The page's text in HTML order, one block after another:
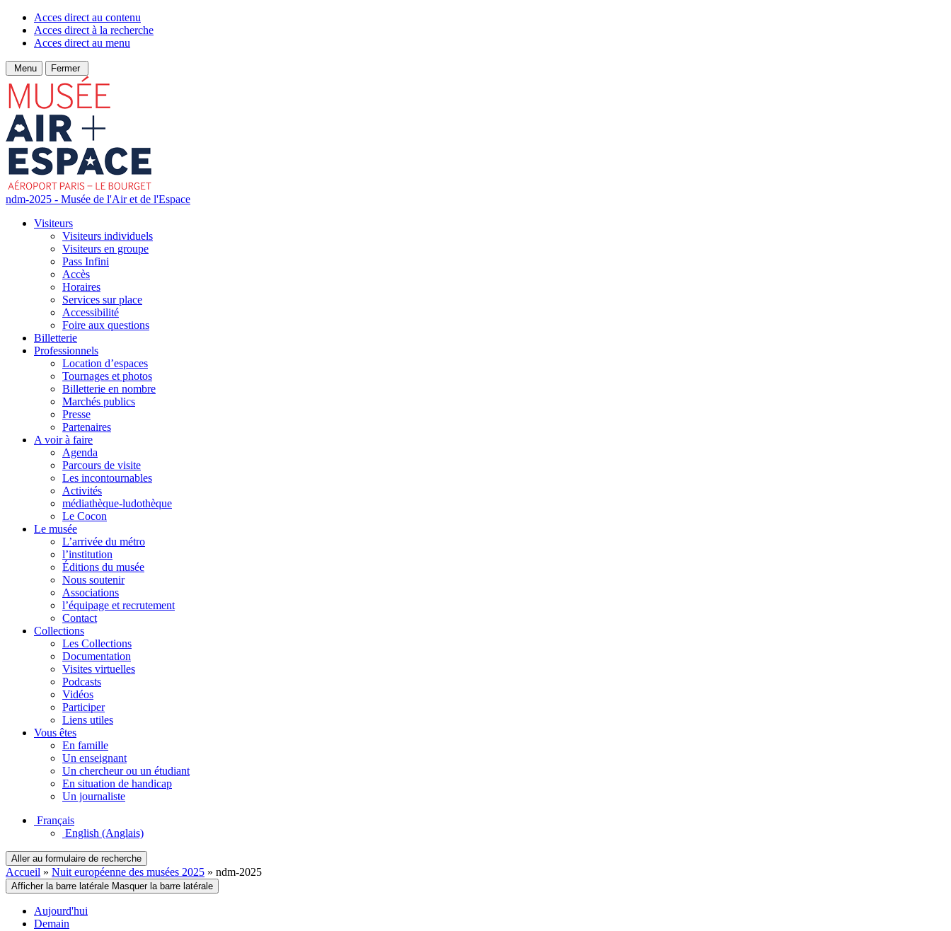
Acces direct au contenu
Acces direct à la recherche
Acces direct au menu
Menu Fermer
ndm-2025 - Musée de l'Air et de l'Espace
Visiteurs
Visiteurs individuels
Visiteurs en groupe
Pass Infini
Accès
Horaires
Services sur place
Accessibilité
Foire aux questions
Billetterie
Professionnels
Location d’espaces
Tournages et photos
Billetterie en nombre
Marchés publics
Presse
Partenaires
A voir à faire
Agenda
Parcours de visite
Les incontournables
Activités
médiathèque-ludothèque
Le Cocon
Le musée
L’arrivée du métro
l’institution
Éditions du musée
Nous soutenir
Associations
l’équipage et recrutement
Contact
Collections
Les Collections
Documentation
Visites virtuelles
Podcasts
Vidéos
Participer
Liens utiles
Vous êtes
En famille
Un enseignant
Un chercheur ou un étudiant
En situation de handicap
Un journaliste
Français
English (Anglais)
Aller au formulaire de recherche
Accueil » Nuit européenne des musées 2025 » ndm-2025
Afficher la barre latérale Masquer la barre latérale
Aujourd'hui
Demain